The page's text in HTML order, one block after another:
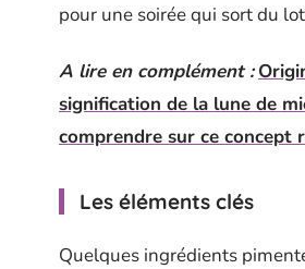
pour une soirée qui sort du
A lire en complément :
signification de la lune de
comprendre sur ce concept
Les éléments clés
Quelques ingrédients